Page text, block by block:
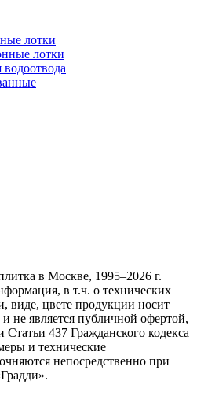
лотки
лотки
в Москве, 1995–2026 г.
в т.ч. о технических
виде, цвете продукции носит
не является публичной офертой,
437 Гражданского кодекса
и технические
непосредственно при